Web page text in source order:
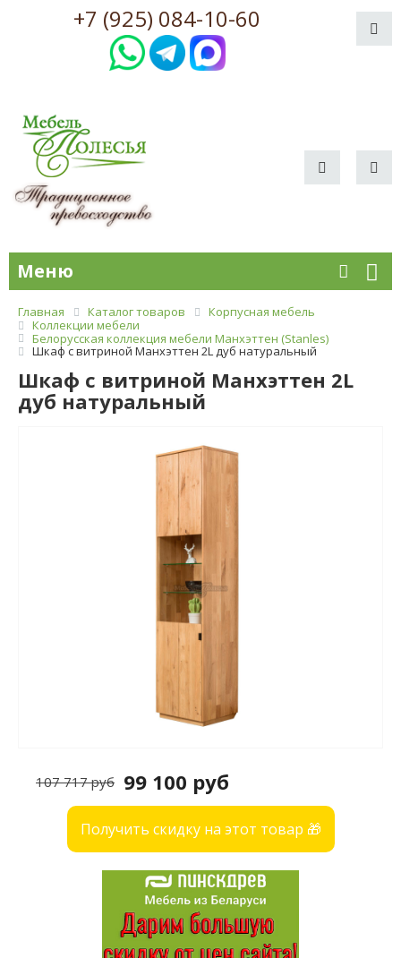
+7 (925) 084-10-60
Меню
Главная Каталог товаров
Корпусная мебель
Коллекции мебели
Белорусская коллекция мебели Манхэттен (Stanles)
Шкаф с витриной Манхэттен 2L дуб натуральный
Шкаф с витриной Манхэттен 2L
дуб натуральный
99 100 руб
107 717 руб
Получить скидку на этот товар 🎁